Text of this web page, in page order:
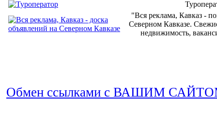
"Вся реклама, Кавказ -
Северном Кавказе.
недвижимость,
Обмен ссылками с ВАШИМ